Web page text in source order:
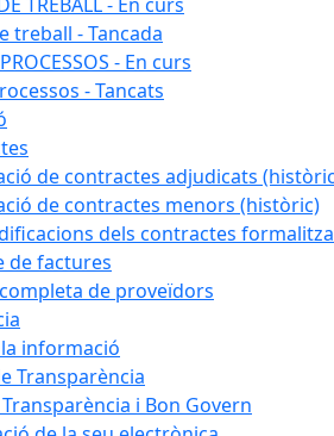
treball - Tancada
- En curs
- Tancats
de contractes adjudicats
de contractes menors (històric)
dels contractes
de factures
de proveïdors
la informació
Transparència
i Bon Govern